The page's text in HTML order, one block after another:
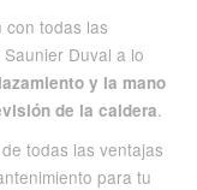
con todas las
Duval a lo
y la mano
de la caldera.
todas las ventajas
para tu